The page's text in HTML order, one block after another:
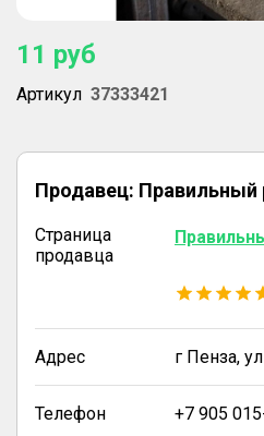
11 руб
Артикул 37333421
Продавец: Правильный
Страница
продавца
Адрес г Пенза,
Телефон +7 905